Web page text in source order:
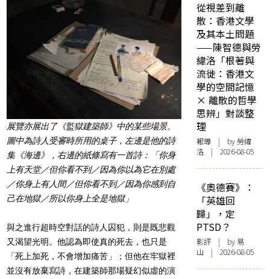
展覽亦展出了《監獄建築師》中的某些場景。
圖中為詩人受審時所用的桌子，左邊是他的詩
集《海邊》，右邊的紙條寫有一首詩：「你身
上有天堂／但你看不到／因為你以為它在別處
／你身上有人間／但你看不到／因為你感到自
己在地獄／所以你身上全是地獄」
與之進行超時空對話的詩人囚犯，則是既悲觀
又渴望光明。他認為即使真的死去，也只是
「死上加死，不會增加痛苦」；但他在牢獄裡
並沒有放棄寫詩，在建築師那場疑幻似虛的演
從視差到離
散：香港文學
及其本土問題
——陳智德與勞
緯洛「根著與
流徙：香港文
學的空間記憶
× 離散的哲學
思辨」對談整
理
報導 | by 勞緯
洛 | 2026-08-05
《奧德賽》：
「英雄回
歸」，定
PTSD？
影評 | by 易
山 | 2026-08-05